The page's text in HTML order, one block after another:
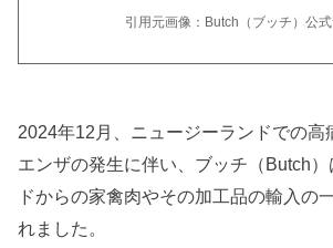
引用元画像：Butch（ブッチ）公式
2024年12月、ニュージーランドでの高
エンザの発生に伴い、ブッチ（Butch
ドからの家禽肉やその加工品の輸入の
れました。